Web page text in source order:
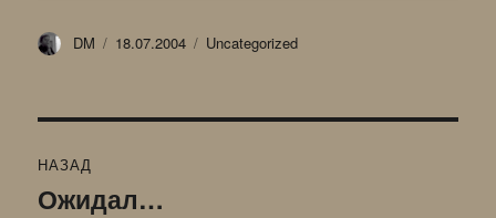
Автор
DM Опубликовано
18.07.2004 Рубрики
Uncategorized
по
НАЗАД
Предыдущая
Ожидал…